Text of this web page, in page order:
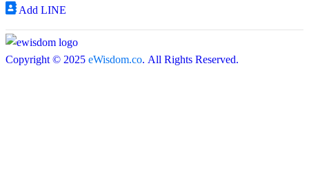
Add LINE
Copyright © 2025 eWisdom.co. All Rights Reserved.